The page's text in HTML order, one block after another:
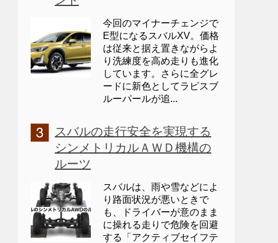
今回のマイナーチェンジで
E型になるスバルXV。価格
は従来と据え置きながらよ
り洗練度を高め走りも進化
しています。さらに全グレ
ードに新色としてラピスブ
ルーパールが追...
スバルの走行安全を実現する
シンメトリカルＡＷＤ機構の
ルーツ
スバルは、雨や雪などによ
り路面状況が悪いときで
も、ドライバーが意のまま
に操れる走りで危険を回避
する「アクティブセイフテ